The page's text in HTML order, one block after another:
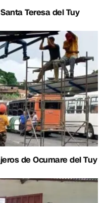
Teresa del Tuy
de Ocumare del Tuy